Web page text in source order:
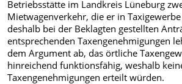
Betriebsstätte im Landkreis Lüneburg
Mietwagenverkehr, die er in
deshalb bei der Beklagten gestellten
entsprechenden Taxengenehmigungen
dem Argument ab, das örtliche
hinreichend funktionsfähig, weshalb
Taxengenehmigungen erteilt würden.